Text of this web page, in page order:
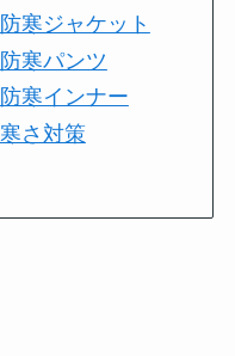
防寒ジャケット
防寒パンツ
防寒インナー
寒さ対策